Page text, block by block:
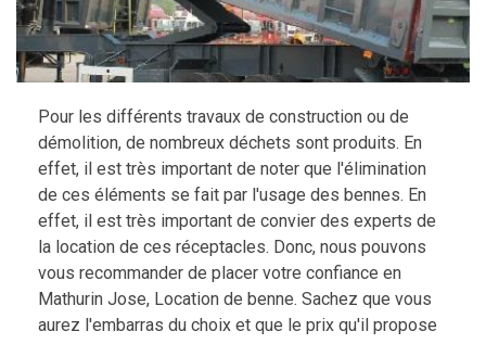
Pour les différents travaux de construction ou de
démolition, de nombreux déchets sont produits. En
effet, il est très important de noter que l'élimination
de ces éléments se fait par l'usage des bennes. En
effet, il est très important de convier des experts de
la location de ces réceptacles. Donc, nous pouvons
vous recommander de placer votre confiance en
Mathurin Jose, Location de benne. Sachez que vous
aurez l'embarras du choix et que le prix qu'il propose